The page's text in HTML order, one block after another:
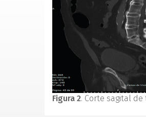
Figura 2. Corte sagital